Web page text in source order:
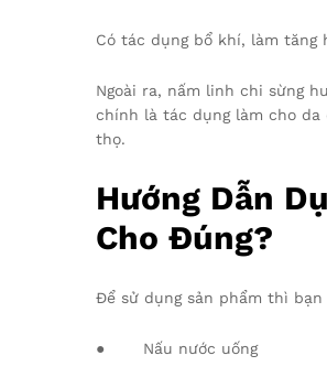
Có tác dụng bổ khí, làm tăng
Ngoài ra, nấm linh chi sừng
chính là tác dụng làm cho
thọ.
Hướng Dẫn
Cho Đúng?
Để sử dụng sản phẩm thì
● Nấu nước uống